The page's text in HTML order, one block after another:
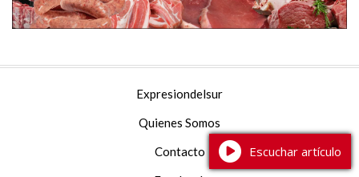
Expresiondelsur
Quienes Somos
Contacto
Escuchar artículo